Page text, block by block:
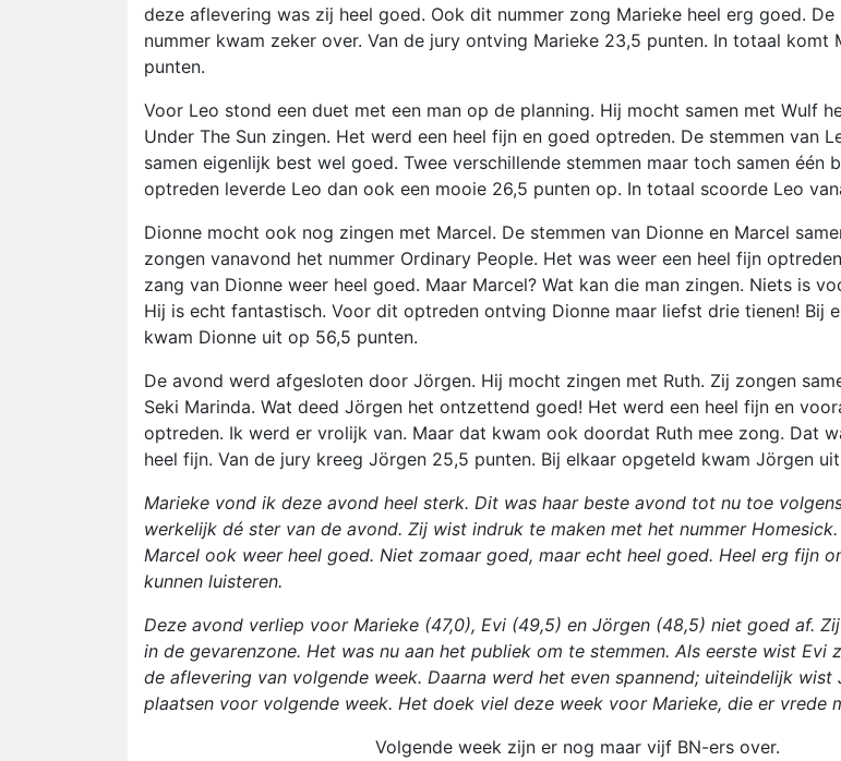
deze aflevering was zij heel goed. Ook dit nummer zong Marieke heel erg goed.
nummer kwam zeker over. Van de jury ontving Marieke 23,5 punten. In totaal komt
punten.
Voor Leo stond een duet met een man op de planning. Hij mocht samen met Wulf
Under The Sun zingen. Het werd een heel fijn en goed optreden. De stemmen van
samen eigenlijk best wel goed. Twee verschillende stemmen maar toch samen één
optreden leverde Leo dan ook een mooie 26,5 punten op. In totaal scoorde Leo
Dionne mocht ook nog zingen met Marcel. De stemmen van Dionne en Marcel
zongen vanavond het nummer Ordinary People. Het was weer een heel fijn
zang van Dionne weer heel goed. Maar Marcel? Wat kan die man zingen. Niets is
Hij is echt fantastisch. Voor dit optreden ontving Dionne maar liefst drie tienen! Bij
kwam Dionne uit op 56,5 punten.
De avond werd afgesloten door Jörgen. Hij mocht zingen met Ruth. Zij zongen
Seki Marinda. Wat deed Jörgen het ontzettend goed! Het werd een heel fijn en
optreden. Ik werd er vrolijk van. Maar dat kwam ook doordat Ruth mee zong. Dat
heel fijn. Van de jury kreeg Jörgen 25,5 punten. Bij elkaar opgeteld kwam Jörgen
Marieke vond ik deze avond heel sterk. Dit was haar beste avond tot nu toe
werkelijk dé ster van de avond. Zij wist indruk te maken met het nummer
Marcel ook weer heel goed. Niet zomaar goed, maar echt heel goed. Heel erg fijn
kunnen luisteren.
Deze avond verliep voor Marieke (47,0), Evi (49,5) en Jörgen (48,5) niet goed af.
in de gevarenzone. Het was nu aan het publiek om te stemmen. Als eerste wist Evi
de aflevering van volgende week. Daarna werd het even spannend; uiteindelijk
plaatsen voor volgende week. Het doek viel deze week voor Marieke, die er vrede
Volgende week zijn er nog maar vijf BN-ers over.